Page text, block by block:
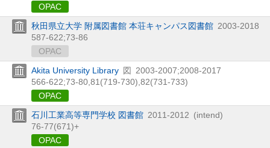
OPAC
秋田県立大学 附属図書館 本荘キャンパス図書館 2003-2018
587-622;73-86
OPAC
Akita University Library 図
2003-2007;2008-2017
566-622;73-80, 81(719-730), 82(731-733)
OPAC
石川工業高等専門学校 図書館 2011-2012 (intend)
76-77(671)+
OPAC